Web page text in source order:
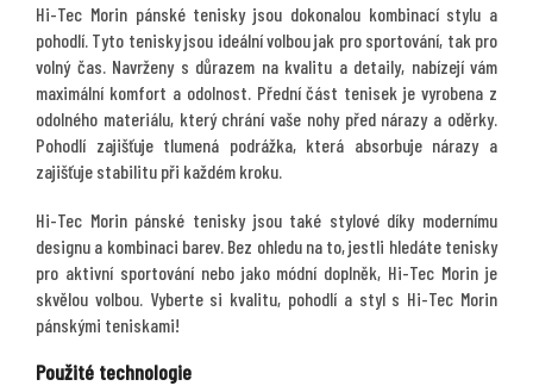
Hi-Tec Morin pánské tenisky jsou dokonalou kombinací stylu a
pohodlí. Tyto tenisky jsou ideální volbou jak pro sportování, tak pro
volný čas. Navrženy s důrazem na kvalitu a detaily, nabízejí vám
maximální komfort a odolnost. Přední část tenisek je vyrobena z
odolného materiálu, který chrání vaše nohy před nárazy a oděrky.
Pohodlí zajišťuje tlumená podrážka, která absorbuje nárazy a
zajišťuje stabilitu při každém kroku.
Hi-Tec Morin pánské tenisky jsou také stylové díky modernímu
designu a kombinaci barev. Bez ohledu na to, jestli hledáte tenisky
pro aktivní sportování nebo jako módní doplněk, Hi-Tec Morin je
skvělou volbou. Vyberte si kvalitu, pohodlí a styl s Hi-Tec Morin
pánskými teniskami!
Použité technologie